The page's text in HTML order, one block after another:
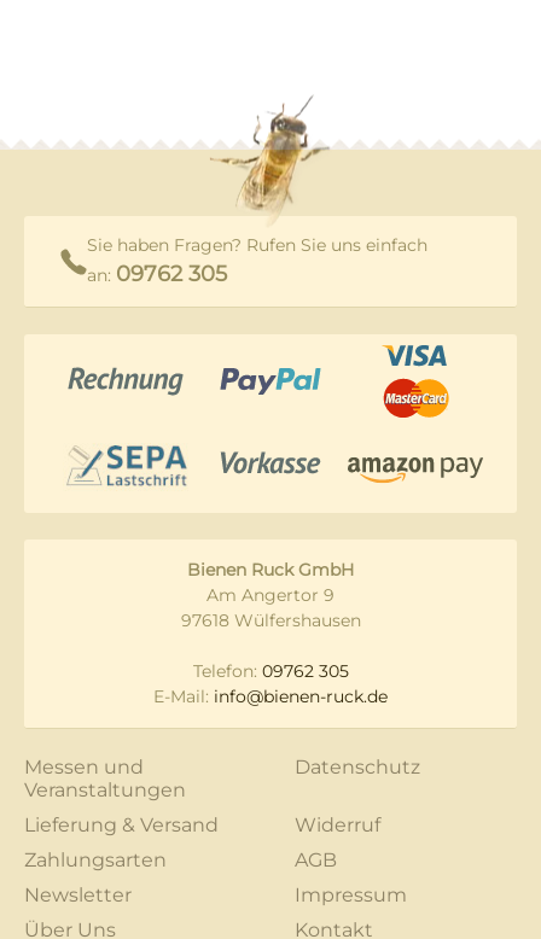
Sie haben Fragen? Rufen Sie uns einfach
an: 09762 305
Bienen Ruck GmbH
Am Angertor 9
97618 Wülfershausen
Telefon: 09762 305
E-Mail: info@bienen-ruck.de
Messen und
Veranstaltungen
Datenschutz
Lieferung & Versand
Widerruf
Zahlungsarten
AGB
Newsletter
Impressum
Über Uns
Kontakt